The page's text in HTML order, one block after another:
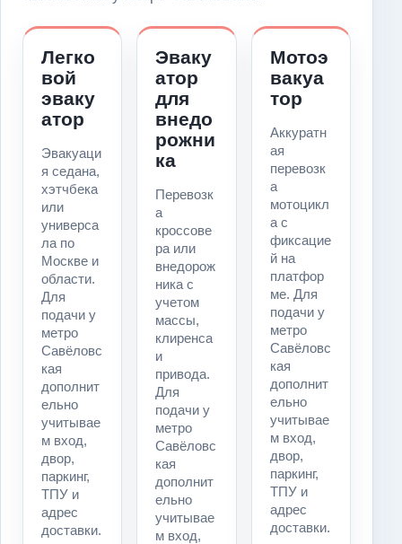
Легко
вой
эваку
атор
Эвакуаци
я седана,
хэтчбека
или
универса
ла по
Москве и
области.
Для
подачи у
метро
Савёловс
кая
дополнит
ельно
учитывае
м вход,
двор,
паркинг,
ТПУ и
адрес
доставки.
Эваку
атор
для
внедо
рожни
ка
Перевозк
а
кроссове
ра или
внедорож
ника с
учетом
массы,
клиренса
и
привода.
Для
подачи у
метро
Савёловс
кая
дополнит
ельно
учитывае
м вход,
Мотоэ
вакуа
тор
Аккуратн
ая
перевозк
а
мотоцикл
а с
фиксацие
й на
платфор
ме. Для
подачи у
метро
Савёловс
кая
дополнит
ельно
учитывае
м вход,
двор,
паркинг,
ТПУ и
адрес
доставки.